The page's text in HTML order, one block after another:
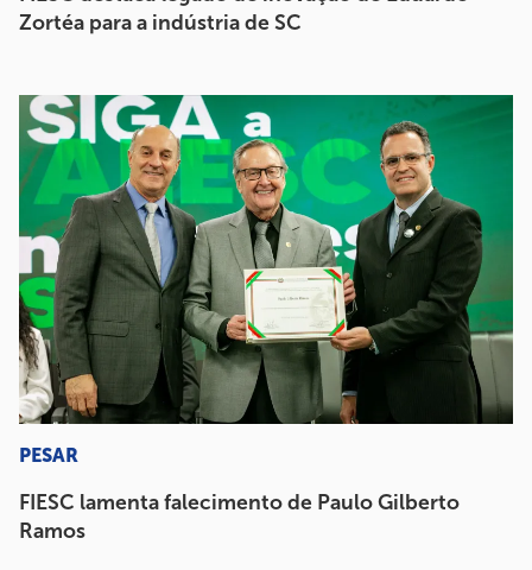
Zortéa para a indústria de SC
PESAR
FIESC lamenta falecimento de Paulo Gilberto
Ramos